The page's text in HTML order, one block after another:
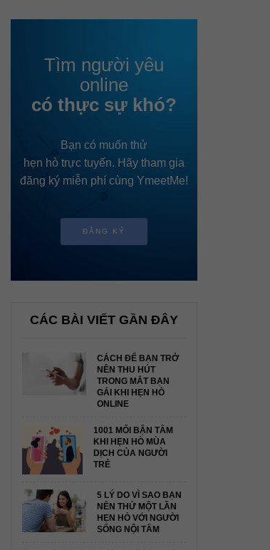
Tìm người yêu
online
có thực sự khó?
Bạn có muốn thử
hẹn hò trực tuyến. Hãy tham gia
đăng ký miễn phí cùng YmeetMe!
ĐĂNG KÝ
CÁC BÀI VIẾT GẦN ĐÂY
CÁCH ĐỂ BẠN TRỞ
NÊN THU HÚT
TRONG MẮT BẠN
GÁI KHI HẸN HÒ
ONLINE
1001 MỐI BẬN TÂM
KHI HẸN HÒ MÙA
DỊCH CỦA NGƯỜI
TRẺ
5 LÝ DO VÌ SAO BẠN
NÊN THỬ MỘT LẦN
HẸN HÒ VỚI NGƯỜI
SỐNG NỘI TÂM